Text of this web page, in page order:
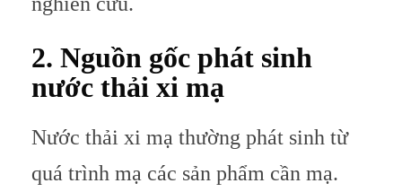
2. Nguồn gốc phát sinh
nước thải xi mạ
Nước thải xi mạ thường phát sinh từ
quá trình mạ các sản phẩm cần mạ.